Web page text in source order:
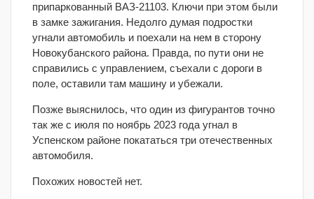
припаркованный ВАЗ-21103. Ключи при этом были
в замке зажигания. Недолго думая подростки
угнали автомобиль и поехали на нем в сторону
Новокубанского района. Правда, по пути они не
справились с управлением, съехали с дороги в
поле, оставили там машину и убежали.
Позже выяснилось, что один из фигурантов точно
так же с июля по ноябрь 2023 года угнал в
Успенском районе покататься три отечественных
автомобиля.
Похожих новостей нет.